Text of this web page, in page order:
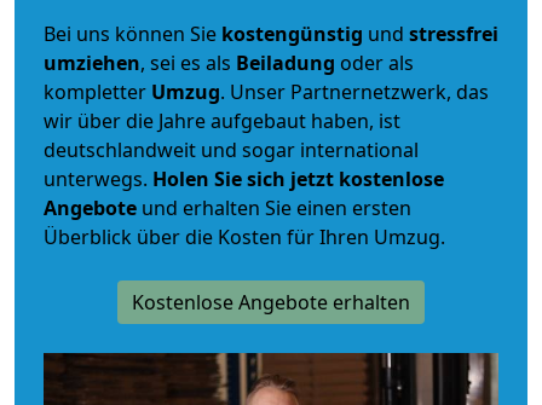
Bei uns können Sie kostengünstig und stressfrei
umziehen, sei es als Beiladung oder als
kompletter Umzug. Unser Partnernetzwerk, das
wir über die Jahre aufgebaut haben, ist
deutschlandweit und sogar international
unterwegs. Holen Sie sich jetzt kostenlose
Angebote und erhalten Sie einen ersten
Überblick über die Kosten für Ihren Umzug.
Kostenlose Angebote erhalten